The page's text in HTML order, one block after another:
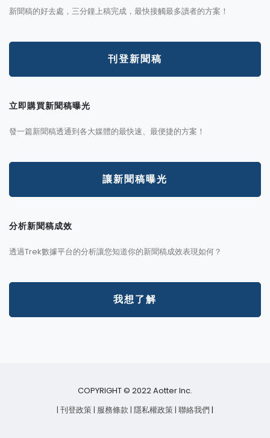
新聞稿的好去處，三分鐘上稿完成，最快接觸最多讀者的方案！
刊登新聞稿
立即購買新聞稿曝光
發一篇新聞稿透通到各大媒體的最快速、最便捷的方案！
讓新聞稿曝光
分析新聞稿成效
透過Trek數據平台的分析讓您知道你的新聞稿成效表現如何？
我想了解
COPYRIGHT © 2022 Aotter Inc.
| 刊登政策| 服務條款 | 隱私權政策| 聯絡我們 |